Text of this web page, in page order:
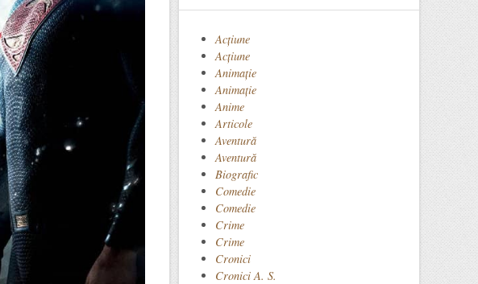
Acţiune
Acțiune
Animaţie
Animație
Anime
Articole
Aventură
Aventură
Biografic
Comedie
Comedie
Crime
Crime
Cronici
Cronici A. S.